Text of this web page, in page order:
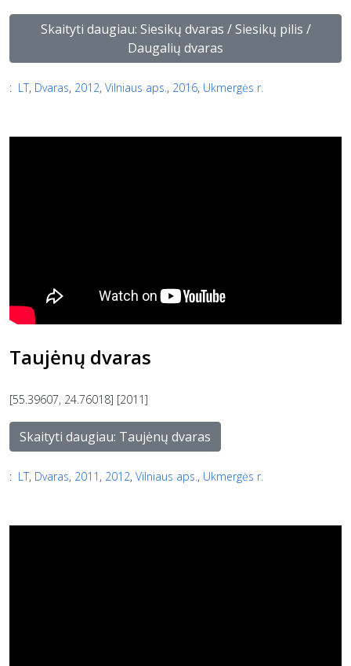
Skaityti daugiau: Siesikų dvaras / Siesikų pilis /
Daugalių dvaras
: LT, Dvaras, 2012, Vilniaus aps., 2016, Ukmergės r.
Taujėnų dvaras
[55.39607, 24.76018] [2011]
Skaityti daugiau: Taujėnų dvaras
: LT, Dvaras, 2011 , 2012, Vilniaus aps. , Ukmergės r.